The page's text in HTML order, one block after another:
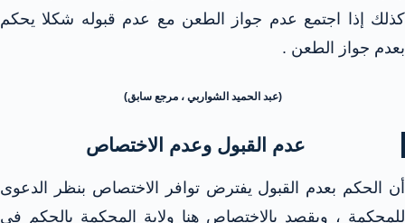
كذلك إذا اجتمع عدم جواز الطعن مع عدم قبوله شكلا يحكم
بعدم جواز الطعن .
(عبد الحميد الشواربي ، مرجع سابق)
عدم القبول وعدم الاختصاص
أن الحكم بعدم القبول يفترض توافر الاختصاص بنظر الدعوى
للمحكمة ، ويقصد بالاختصاص هنا ولاية المحكمة بالحكم في